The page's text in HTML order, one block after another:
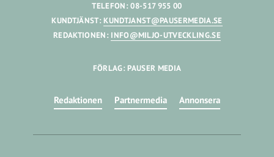
TELEFON: 08-517 955 00
KUNDTJÄNST: KUNDTJANST@PAUSERMEDIA.SE
REDAKTIONEN: INFO@MILJO-UTVECKLING.SE
FÖRLAG: PAUSER MEDIA
Redaktionen Partnermedia Annonsera